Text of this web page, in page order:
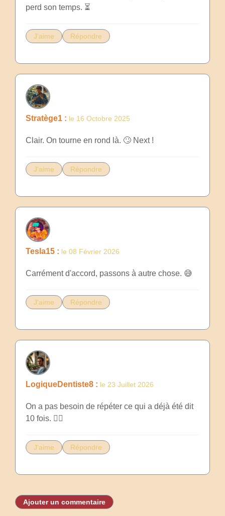
perd son temps. ⏳
J'aime Répondre
Stratège1 : le 16 Octobre 2025
Clair. On tourne en rond là. 🙄 Next !
J'aime Répondre
Tesla15 : le 08 Février 2026
Carrément d'accord, passons à autre chose. 😅
J'aime Répondre
LogiqueDentiste8 : le 23 Juillet 2026
On a pas besoin de répéter ce qui a déjà été dit
10 fois. 🤷‍♂️
J'aime Répondre
Ajouter un commentaire